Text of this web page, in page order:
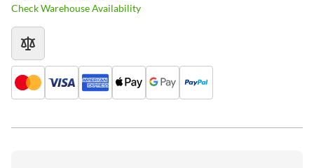
Check Warehouse Availability